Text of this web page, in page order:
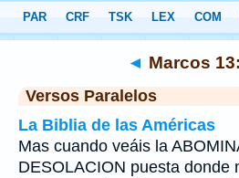
>Marcos Capítulo 13 > Verso 14
◄ Marcos
Versos Paralelos
La Biblia de las Américas
Mas cuando veáis la
DESOLACION puesta donde